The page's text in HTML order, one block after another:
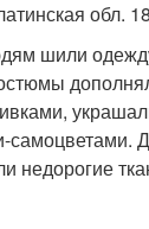
обл.
шили
самоцветами.
недорогие